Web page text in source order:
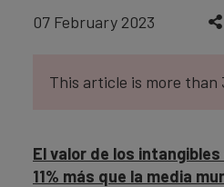
07 February 2023
This article is more than
El valor de los
11% más que la media